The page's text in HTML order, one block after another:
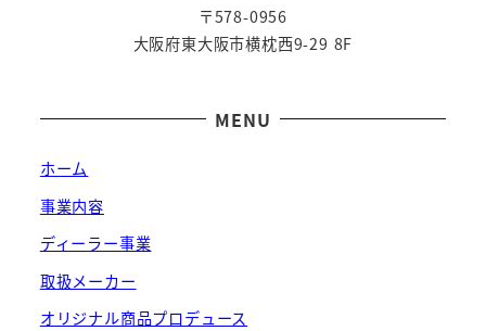
〒578-0956
大阪府東大阪市横枕西9-29 8F
MENU
ホーム
事業内容
ディーラー事業
取扱メーカー
オリジナル商品プロデュース